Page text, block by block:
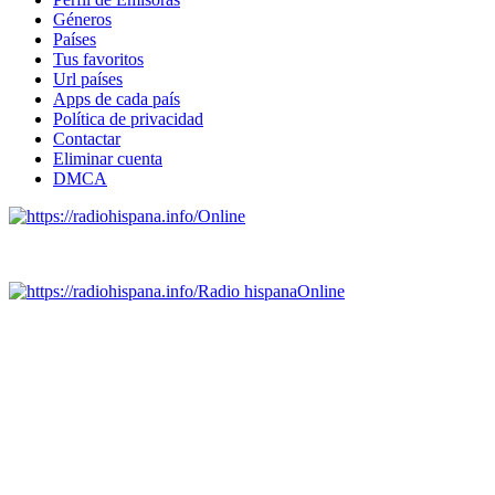
Géneros
Países
Tus favoritos
Url países
Apps de cada país
Política de privacidad
Contactar
Eliminar cuenta
DMCA
Online
Radio hispanaOnline